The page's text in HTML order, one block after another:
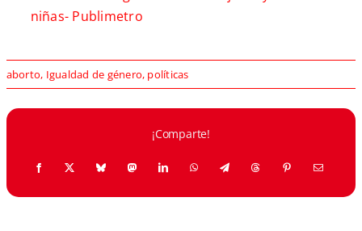
niñas- Publimetro
aborto, Igualdad de género, políticas
¡Comparte!